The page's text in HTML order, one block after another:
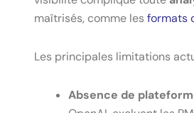
maîtrisés, comme lesformats
Les principales limitations
Absence de